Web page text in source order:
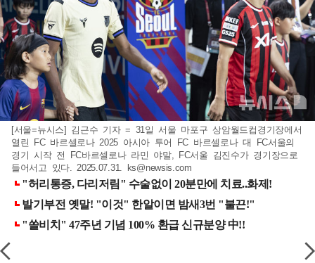
[서울=뉴시스] 김근수 기자 = 31일 서울 마포구 상암월드컵경기장에서
열린 FC 바르셀로나 2025 아시아 투어 FC 바르셀로나 대 FC서울의
경기 시작 전 FC바르셀로나 라민 야말, FC서울 김진수가 경기장으로
들어서고 있다. 2025.07.31.
ks@newsis.com